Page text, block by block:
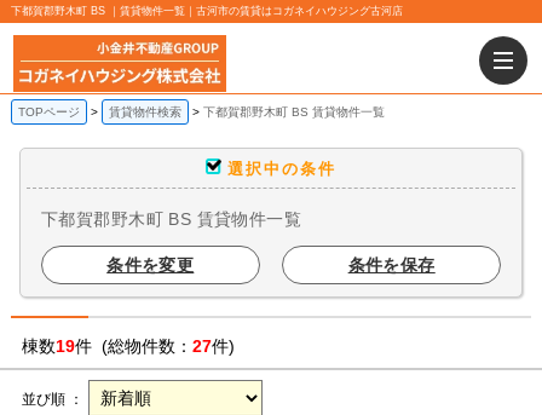
下都賀郡野木町 BS ｜賃貸物件一覧｜古河市の賃貸はコガネイハウジング古河店
TOPページ 賃貸物件検索 下都賀郡野木町 BS 賃貸物件一覧
選択中の条件
下都賀郡野木町 BS 賃貸物件一覧
条件を変更 条件を保存
棟数19件 (総物件数： 27件)
並び順 ：